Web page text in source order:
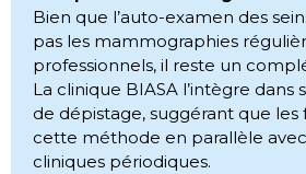
Bien que l’auto-examen des
pas les mammographies
professionnels, il reste un
La clinique BIASA l’intègre
de dépistage, suggérant que
cette méthode en parallèle
cliniques périodiques.